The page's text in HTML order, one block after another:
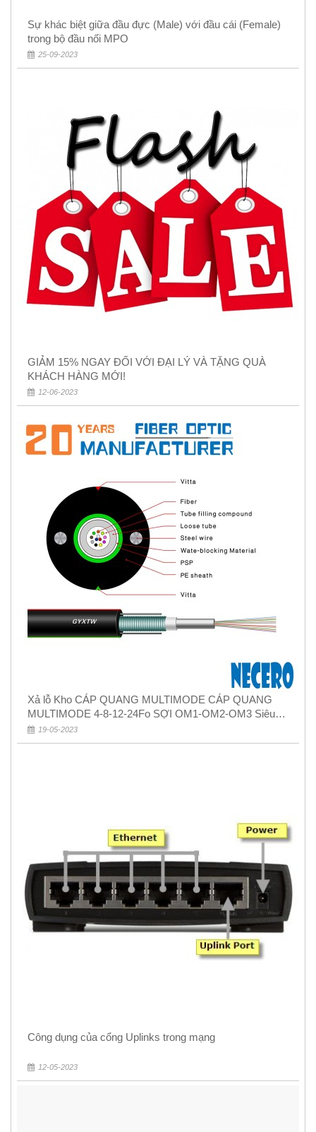
Sự khác biệt giữa đầu đực (Male) với đầu cái (Female)
trong bộ đầu nối MPO
25-09-2023
GIẢM 15% NGAY ĐỐI VỚI ĐẠI LÝ VÀ TẶNG QUÀ
KHÁCH HÀNG MỚI!
12-06-2023
Xả lỗ Kho CÁP QUANG MULTIMODE CÁP QUANG
MULTIMODE 4-8-12-24Fo SỢI OM1-OM2-OM3 Siêu
Rẻ 5k
19-05-2023
Công dụng của cổng Uplinks trong mạng
12-05-2023